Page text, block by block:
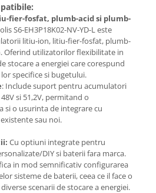
fier-fosfat, plumb-acid si plumb-
S6-EH3P18K02-NV-YD-L este
litiu-ion, litiu-fier-fosfat, plumb-
Oferind utilizatorilor flexibilitate in
stocare a energiei care corespund
specifice si bugetului.
: Include suport pentru acumulatori
si 51,2V, permitand o
si o usurinta de integrare cu
sau noi.
Cu optiuni integrate pentru
DIY si baterii fara marca.
in mod semnificativ configurarea
sisteme de baterii, ceea ce il face o
scenarii de stocare a energiei.